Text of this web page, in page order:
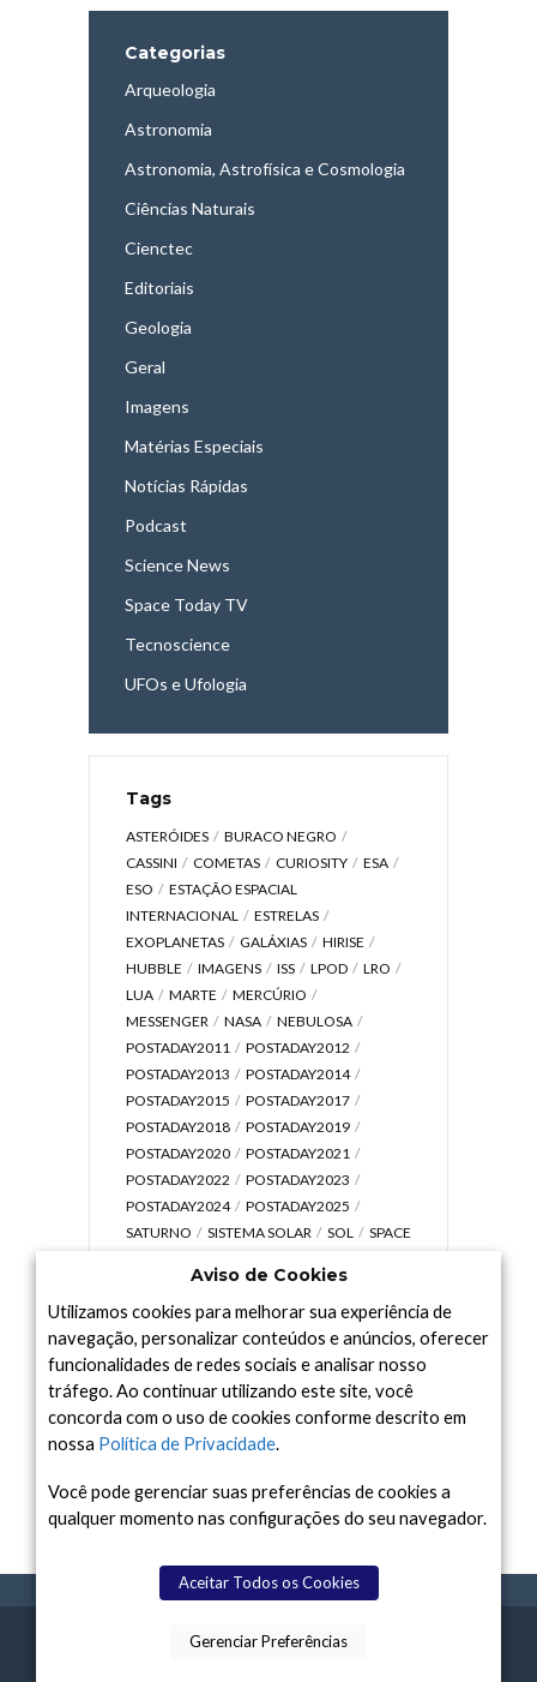
Categorias
Arqueologia
Astronomia
Astronomia, Astrofísica e Cosmologia
Ciências Naturais
Cienctec
Editoriais
Geologia
Geral
Imagens
Matérias Especiais
Notícias Rápidas
Podcast
Science News
Space Today TV
Tecnoscience
UFOs e Ufologia
Tags
ASTERÓIDES
BURACO NEGRO
CASSINI
COMETAS CURIOSITY
ESA
ESO
ESTAÇÃO ESPACIAL
INTERNACIONAL
ESTRELAS
EXOPLANETAS
GALÁXIAS
HIRISE
HUBBLE
IMAGENS ISS LPOD
LRO
LUA
MARTE
MERCÚRIO
MESSENGER
NASA
NEBULOSA
POSTADAY2011
POSTADAY2012
POSTADAY2013
POSTADAY2014
POSTADAY2015
POSTADAY2017
POSTADAY2018
POSTADAY2019
POSTADAY2020
POSTADAY2021
POSTADAY2022
POSTADAY2023
POSTADAY2024
POSTADAY2025
SATURNO
SISTEMA SOLAR SOL
SPACE
UNIVERSO
VÍDEO
Arquivo
Arquivo
TERMOS CONTATO SPACE TODAY
Aviso de Cookies
Utilizamos cookies para melhorar sua experiência de
navegação, personalizar conteúdos e anúncios, oferecer
funcionalidades de redes sociais e analisar nosso
tráfego. Ao continuar utilizando este site, você
concorda com o uso de cookies conforme descrito em
nossa Política de Privacidade.
Você pode gerenciar suas preferências de cookies a
qualquer momento nas configurações do seu navegador.
Aceitar Todos os Cookies
Gerenciar Preferências